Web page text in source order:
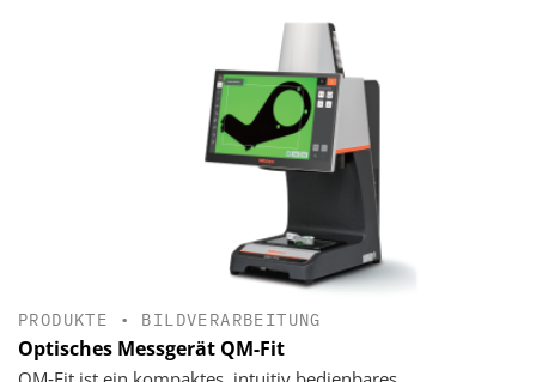
PRODUKTE • BILDVERARBEITUNG
Optisches Messgerät QM-Fit